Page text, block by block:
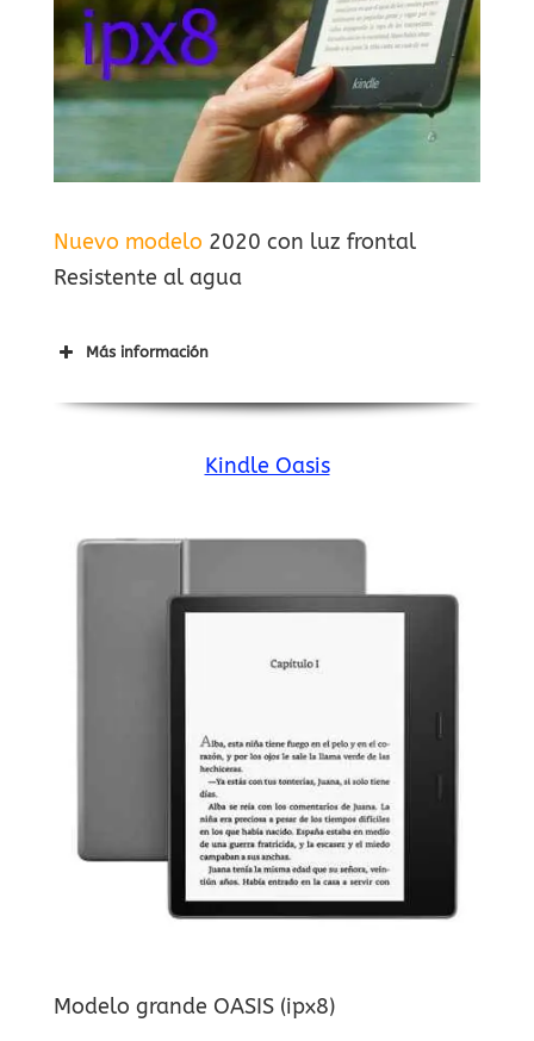
Nuevo modelo 2020 con luz frontal
Resistente al agua
Más información
Kindle Oasis
Modelo grande OASIS (ipx8)